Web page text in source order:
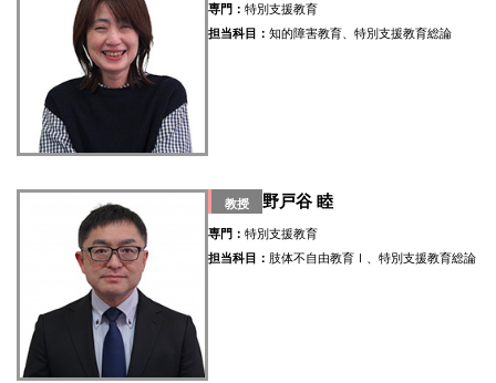
専門：特別支援教育
担当科目：知的障害教育、特別支援教育総論
教授 野戸谷 睦
専門：特別支援教育
担当科目： 肢体不自由教育Ⅰ、特別支援教育総論